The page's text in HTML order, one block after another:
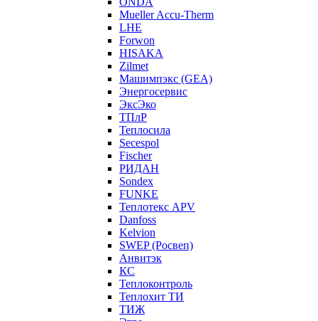
Mueller Accu-Therm
LHE
Forwon
HISAKA
Zilmet
Машимпэкс (GEA)
Энергосервис
ЭксЭко
ТПлР
Теплосила
Secespol
Fischer
РИДАН
Sondex
FUNKE
Теплотекс APV
Danfoss
Kelvion
SWEP (Росвеп)
Анвитэк
КС
Теплоконтроль
Теплохит ТИ
ТИЖ